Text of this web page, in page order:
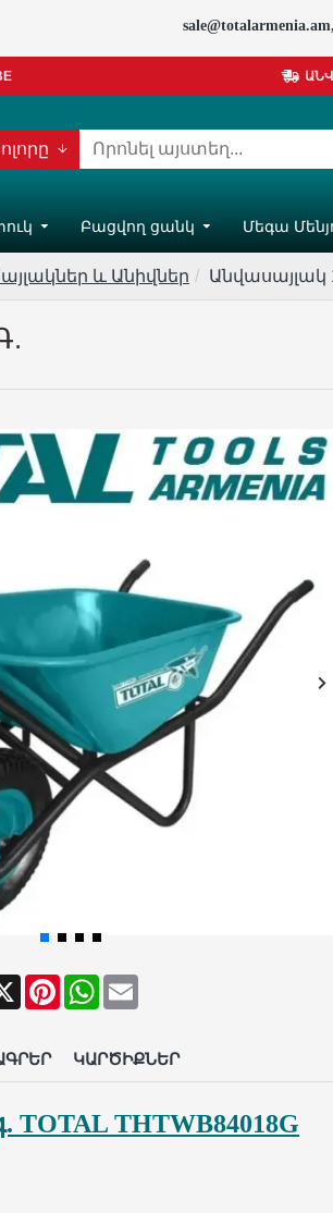
sale@totalarmenia.am,
Բացվող ցանկ Մեգա
և Անիվներ Անվասայլակ
X PinterestWhatsApp
Email
ԿԱՐԾԻՔՆԵՐ
THTWB84018G